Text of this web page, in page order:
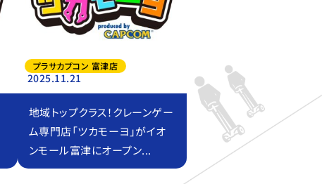
プラサカプコン 富津店
2025.11.21
地域トップクラス！クレーンゲー
ム専門店「ツカモーヨ」がイオ
ンモール富津にオープン...